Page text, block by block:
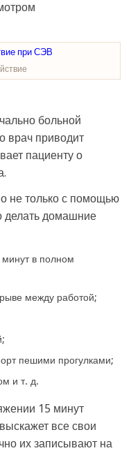
больной
врач приводит
пациенту о
не только с помощью
делать домашние
в полном
между работой;
пешими прогулками;
и т. д.
15 минут
все свои
их записывают на